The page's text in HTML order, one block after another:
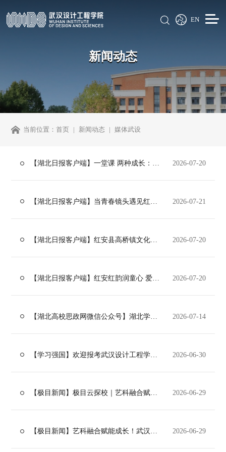
EN
新闻动态
当前位置：首页 新闻动态 媒体武设
2026-07-20
2026-07-21
【湖北日报客户端】红安县高桥镇文化站站长杨亮携手高校志愿者打造特色成长课堂 2026-07-20
【湖北日报客户端】红安红韵润童心 爱心托管筑成长|武汉设计工程学院青年学子赋能乡村暑期教育提质增效 2026-07-20
【湖北高校思政网微信公众号】湖北学子三下乡 | 向光者·行路者：武设学子解码“向光而行” 2026-07-14
【学习强国】欢迎报考武汉设计工程学院，一起为美好生活而设计! 2026-06-30
【极目新闻】极目云探校｜艺科融合赋能成长！武汉设计工程学院打造特色美育育人新模式 2026-06-29
【极目新闻】艺科融合赋能成长！武汉设计工程学院打造特色美育育人新模式（视频） 2026-06-29